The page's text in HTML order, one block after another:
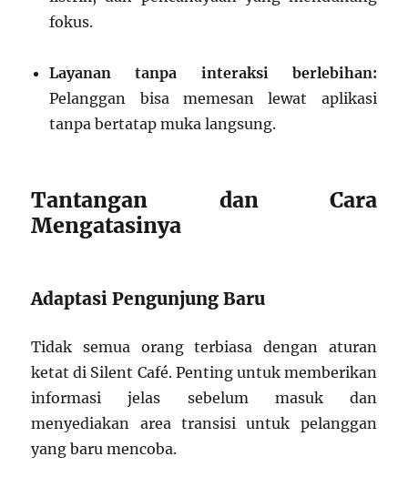
fokus.
Layanan tanpa interaksi berlebihan:
Pelanggan bisa memesan lewat aplikasi
tanpa bertatap muka langsung.
Tantangan dan Cara
Mengatasinya
Adaptasi Pengunjung Baru
Tidak semua orang terbiasa dengan aturan
ketat di Silent Café. Penting untuk memberikan
informasi jelas sebelum masuk dan
menyediakan area transisi untuk pelanggan
yang baru mencoba.